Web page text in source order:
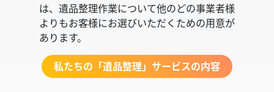
は、遺品整理作業について他のどの事業者様
よりもお客様にお選びいただくための用意が
あります。
私たちの「遺品整理」サービスの内容